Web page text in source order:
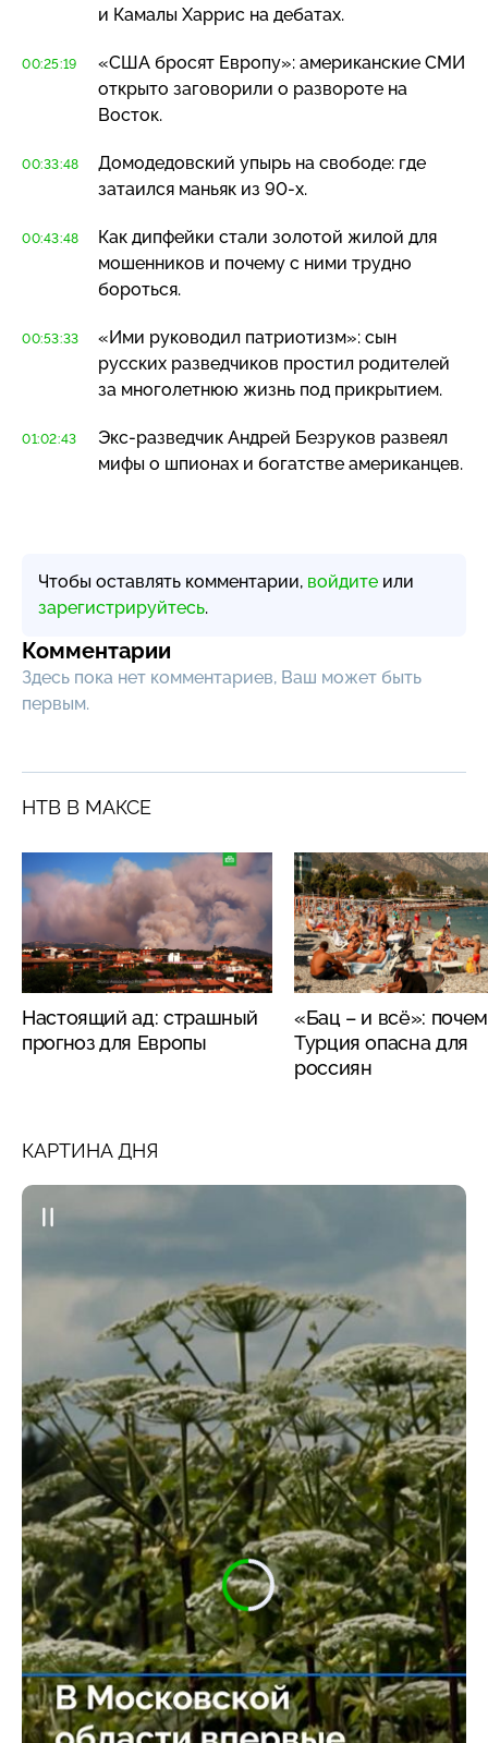
и Камалы Харрис на дебатах.
00:25:19
«США бросят Европу»: американские СМИ
открыто заговорили о развороте на
Восток.
00:33:48
Домодедовский упырь на свободе: где
затаился маньяк из 90-х.
00:43:48
Как дипфейки стали золотой жилой для
мошенников и почему с ними трудно
бороться.
00:53:33
«Ими руководил патриотизм»: сын
русских разведчиков простил родителей
за многолетнюю жизнь под прикрытием.
01:02:43 Экс-разведчик Андрей Безруков развеял
мифы о шпионах и богатстве американцев.
Чтобы оставлять комментарии, войдите или
зарегистрируйтесь.
Комментарии
Здесь пока нет комментариев, Ваш может быть
первым.
НТВ В МАКСЕ
Настоящий ад: страшный
прогноз для Европы
«Бац – и всё»:
Турция опасна для
россиян
КАРТИНА ДНЯ